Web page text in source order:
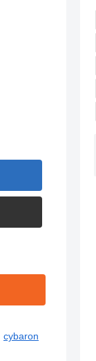
cybaron